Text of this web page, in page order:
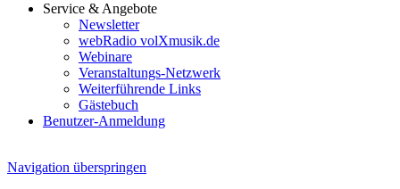
Service & Angebote
Newsletter
webRadio volXmusik.de
Webinare
Veranstaltungs-Netzwerk
Weiterführende Links
Gästebuch
Benutzer-Anmeldung
Navigation überspringen